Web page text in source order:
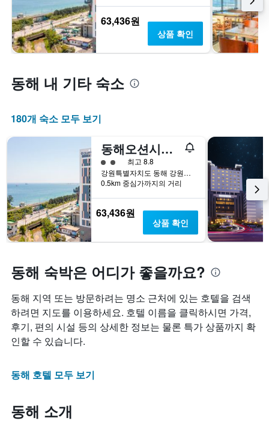
말
객
실
의
요
표
의
축
이
있
습
다.
실
평
균
요
표
는
이
있
습
니
다.
63,436원
상품 확인
동해 내 기타 숙소
180개 숙소 모두 보기
동해오션시티 레지던스호텔
2​성급
최고 8.8
강원특별자치도 동해 강원도 동해시 한섬로 136-4
0.5km 중심가까지의 거리
63,436원
상품 확인
동해 숙박은 어디가 좋을까요?
동해 지역 또는 방문하려는 명소 근처에 있는 호텔을 검색
하려면 지도를 이용하세요. 호텔 이름을 클릭하시면 가격,
후기, 편의 시설 등의 상세한 정보는 물론 특가 상품까지 확
인할 수 있습니다.
동해 호텔 모두 보기
동해 소개